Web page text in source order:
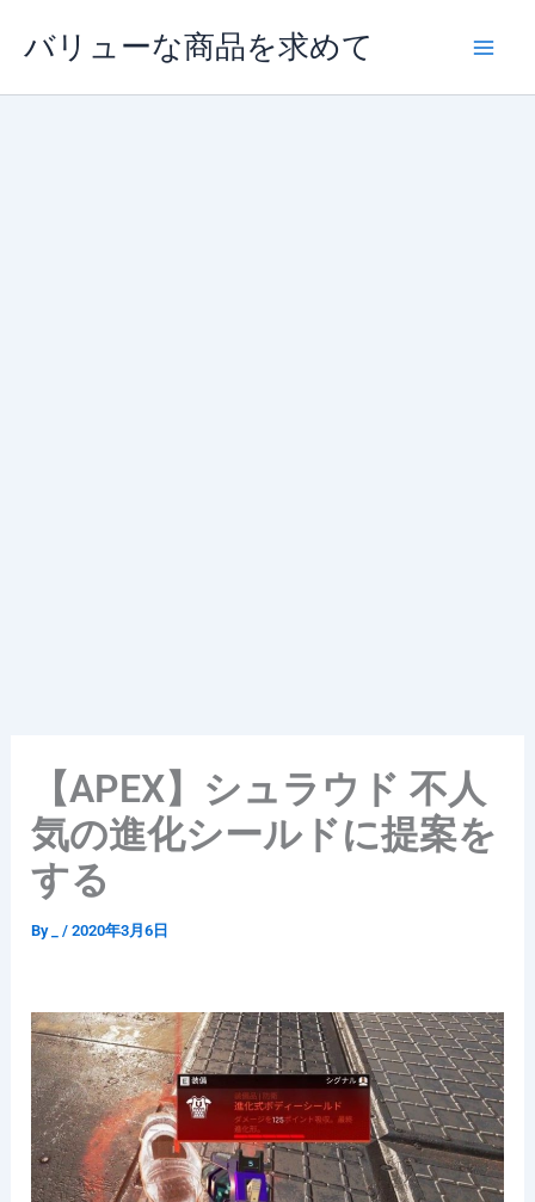
バリューな商品を求めて
【APEX】シュラウド 不人
気の進化シールドに提案を
する
By _/2020年3月6日